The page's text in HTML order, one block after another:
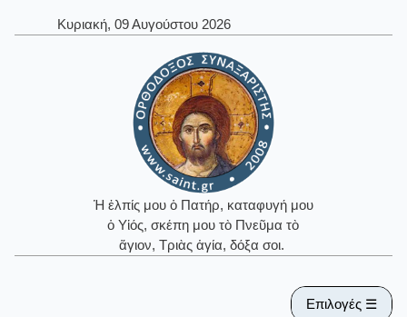
Κυριακή, 09 Αυγούστου 2026
Ἡ ἐλπίς μου ὁ Πατήρ, καταφυγή μου
ὁ Υἱός, σκέπη μου τὸ Πνεῦμα τὸ
ἅγιον, Τριὰς ἁγία, δόξα σοι.
Επιλογές ☰